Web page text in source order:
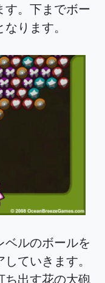
す。下までボー
ります。
ベルのボールを
ていきます。
ち出す花の大砲